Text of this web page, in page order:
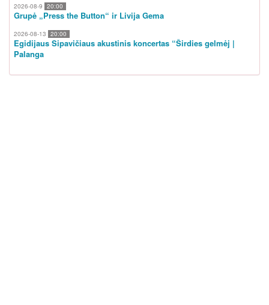
2026-08-9 20:00
Grupė „Press the Button“ ir Livija Gema
2026-08-13 20:00
Egidijaus Sipavičiaus akustinis koncertas “Širdies gelmėj |
Palanga